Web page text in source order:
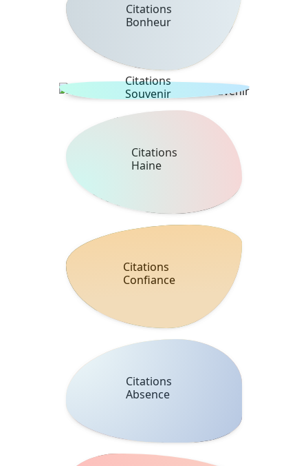
Citations
Bonheur
Citations
Souvenir
Citations
Haine
Citations
Confiance
Citations
Absence